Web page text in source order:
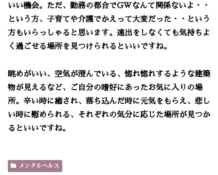
いい機会。ただ、勤務の都合でGWなんて関係ないよ・・
という方、子育てや介護でかえって大変だった・・という
方もいらっしゃると思います。遠出をしなくても気持ちよ
く過ごせる場所を見つけられるといいですね。
眺めがいい、空気が澄んでいる、惚れ惚れするような建築
物が見えるなど、ご自分の嗜好にあったお気に入りの場
所。辛い時に癒され、落ち込んだ時に元気をもらえ、悲し
い時に慰められる、それぞれの気分に応じた場所が見つか
るといいですね。
メンタルヘルス